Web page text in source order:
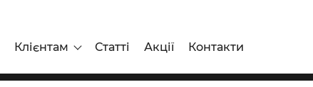
Клієнтам Статті Акції Контакти